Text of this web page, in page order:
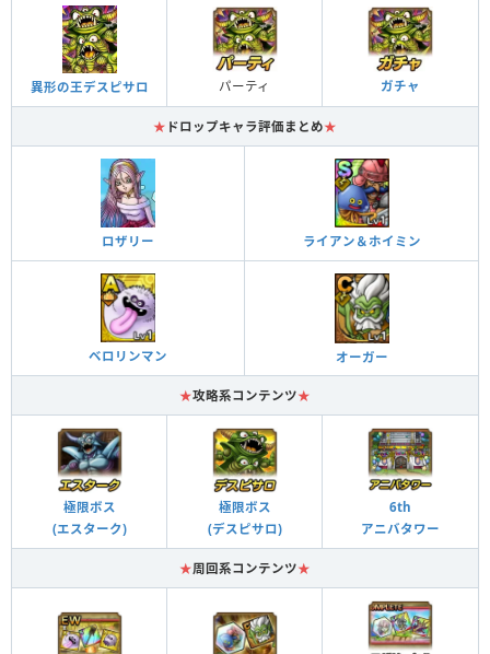
異形の王デスピサロ パーティ ガチャ
★ ドロップキャラ評価まとめ★
ロザリー ライアン＆ホイミン
ベロリンマン オーガー
★攻略系コンテンツ★
極限ボス
(エスターク)
極限ボス
(デスピサロ)
6th
アニバタワー
★周回系コンテンツ★